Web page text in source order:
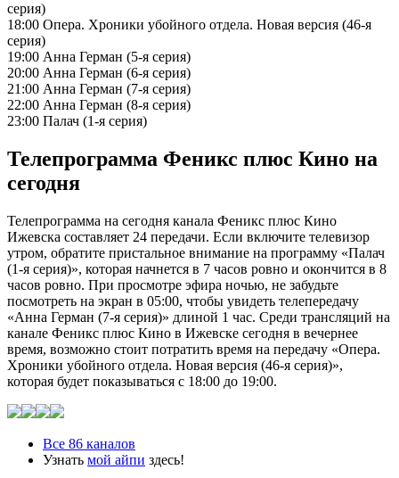
серия)
18:00 Опера. Хроники убойного отдела. Новая версия (46-я
серия)
19:00 Анна Герман (5-я серия)
20:00 Анна Герман (6-я серия)
21:00 Анна Герман (7-я серия)
22:00 Анна Герман (8-я серия)
23:00 Палач (1-я серия)
Телепрограмма Феникс плюс Кино на
сегодня
Телепрограмма на сегодня канала Феникс плюс Кино
Ижевска составляет 24 передачи. Если включите телевизор
утром, обратите пристальное внимание на программу «Палач
(1-я серия)», которая начнется в 7 часов ровно и окончится в 8
часов ровно. При просмотре эфира ночью, не забудьте
посмотреть на экран в 05:00, чтобы увидеть телепередачу
«Анна Герман (7-я серия)» длиной 1 час. Среди трансляций на
канале Феникс плюс Кино в Ижевске сегодня в вечернее
время, возможно стоит потратить время на передачу «Опера.
Хроники убойного отдела. Новая версия (46-я серия)»,
которая будет показываться с 18:00 до 19:00.
Все 86 каналов
Узнать мой айпи здесь!